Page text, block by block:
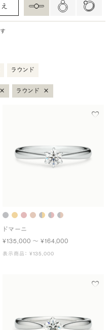
ラウンド
× ラウンド ×
ドマーニ
¥135,000 〜 ¥164,000
表示商品： ¥135,000